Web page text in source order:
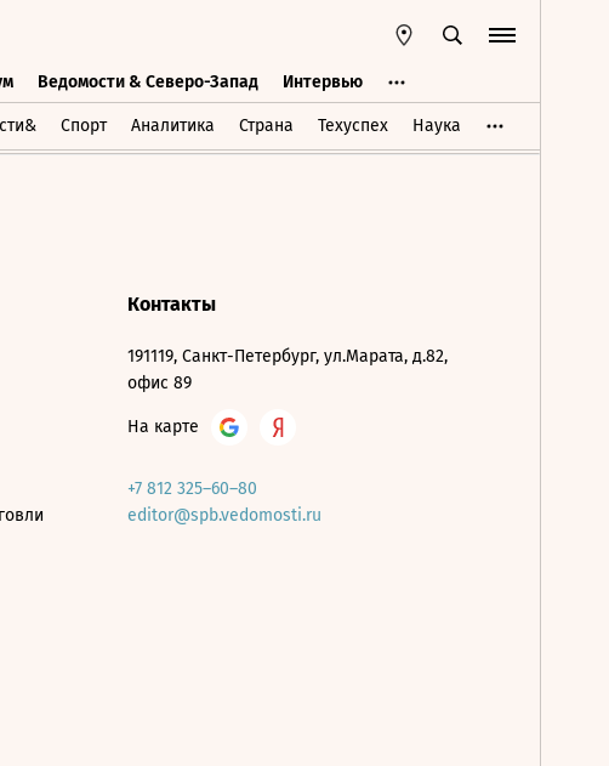
Ведомости & Северо-Запад Интервью
Спорт Аналитика Страна Техуспех Наука
Ведомости & Северо-Запад Интервью
Контакты
191119, Санкт-Петербург, ул.Марата, д.82,
офис 89
На карте
+7 812 325–60–80
editor@spb.vedomosti.ru